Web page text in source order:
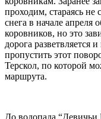
проходим, стараясь
снега в начале
коровников, но это
дорога разветвляется
пропустить этот
Терскол, по которой
маршрута.